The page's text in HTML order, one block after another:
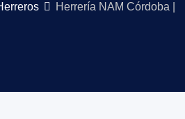
Herrería NAM Córdoba |